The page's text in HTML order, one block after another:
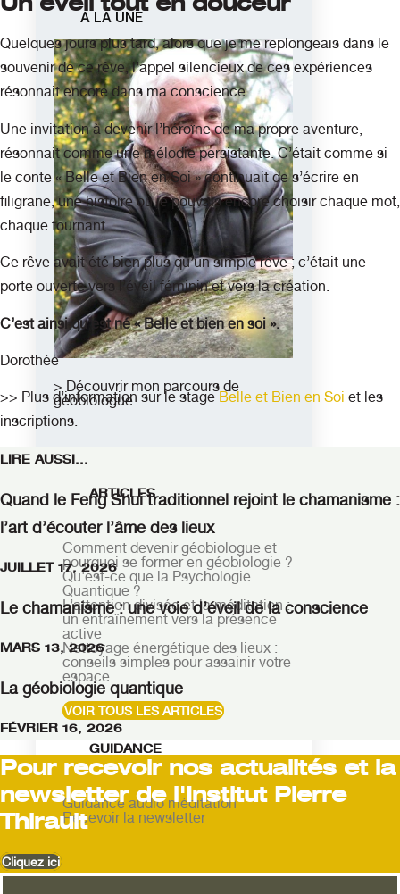
A LA UNE
> Découvrir mon parcours de
géobiologue
ARTICLES
Comment devenir géobiologue et
pourquoi se former en géobiologie ?
Qu'est-ce que la Psychologie
Quantique ?
L’attention divisée et la méditation :
un entraînement vers la présence
active
Nettoyage énergétique des lieux :
conseils simples pour assainir votre
espace
VOIR TOUS LES ARTICLES
GUIDANCE
Guidance audio méditation
Recevoir la newsletter
Quelques jours plus tard, alors que je me replongeais dans le
souvenir de ce rêve, l’appel silencieux de ces expériences
résonnait encore dans ma conscience.
Une invitation à devenir l’héroïne de ma propre aventure,
résonnait comme une mélodie persistante. C’était comme si
le conte « Belle et Bien en Soi » continuait de s’écrire en
filigrane, une histoire où je pouvais encore choisir chaque mot,
chaque tournant.
Ce rêve avait été bien plus qu’un simple rêve ; c’était une
porte ouverte vers l’éveil féminin et vers la création.
C’est ainsi qu’est né « Belle et bien en soi ».
Dorothée
>> Plus d’information sur le stage Belle et Bien en Soi et les
inscriptions.
LIRE AUSSI...
Quand le Feng Shui traditionnel rejoint le chamanisme :
l’art d’écouter l’âme des lieux
JUILLET 17, 2026
Le chamanisme : une voie d’éveil de la conscience
MARS 13, 2026
La géobiologie quantique
FÉVRIER 16, 2026
Pour recevoir nos actualités et la
newsletter de l'Institut Pierre
Thirault
Cliquez ici